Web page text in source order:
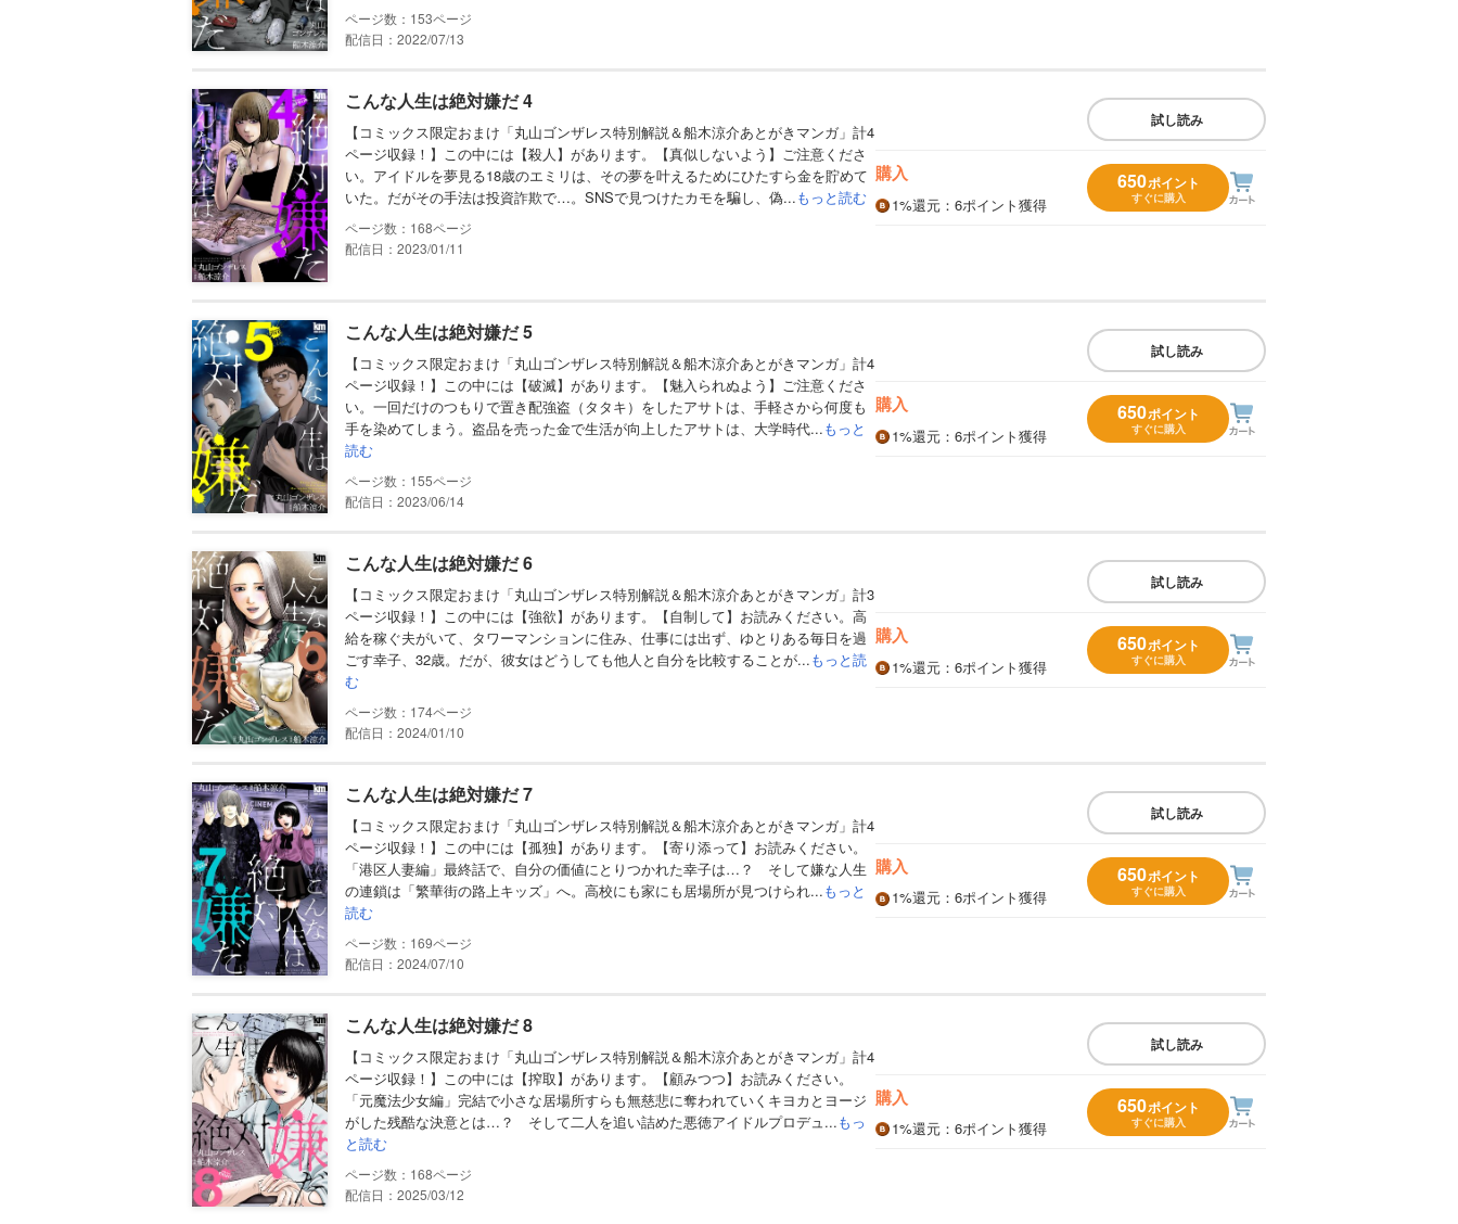
153
配信日：2022/07/13
こんな人生は絶対嫌だ 4
【コミックス限定おまけ「丸山ゴンザレス特別解説＆船木涼介あとがきマンガ」計4
ページ収録！】この中には【殺人】があります。【真似しないよう】ご注意くださ
い。アイドルを夢見る18歳のエミリは、その夢を叶えるためにひたすら金を貯めて
いた。だがその手法は投資詐欺で…。SNSで見つけたカモを騙し、偽...もっと読む
168
配信日：2023/01/11
試し読み
購入
1%還元 ：6ポイント獲得
650ポイント
すぐに購入
こんな人生は絶対嫌だ 5
【コミックス限定おまけ「丸山ゴンザレス特別解説＆船木涼介あとがきマンガ」計4
ページ収録！】この中には【破滅】があります。【魅入られぬよう】ご注意くださ
い。一回だけのつもりで置き配強盗（タタキ）をしたアサトは、手軽さから何度も
手を染めてしまう。盗品を売った金で生活が向上したアサトは、大学時代...もっと
読む
155
配信日：2023/06/14
試し読み
購入
1%還元 ：6ポイント獲得
650ポイント
すぐに購入
こんな人生は絶対嫌だ 6
【コミックス限定おまけ「丸山ゴンザレス特別解説＆船木涼介あとがきマンガ」計3
ページ収録！】この中には【強欲】があります。【自制して】お読みください。高
給を稼ぐ夫がいて、タワーマンションに住み、仕事には出ず、ゆとりある毎日を過
ごす幸子、32歳。だが、彼女はどうしても他人と自分を比較することが...もっと読
む
174
配信日：2024/01/10
試し読み
購入
1%還元 ：6ポイント獲得
650ポイント
すぐに購入
こんな人生は絶対嫌だ 7
【コミックス限定おまけ「丸山ゴンザレス特別解説＆船木涼介あとがきマンガ」計4
ページ収録！】この中には【孤独】があります。【寄り添って】お読みください。
「港区人妻編」最終話で、自分の価値にとりつかれた幸子は…？ そして嫌な人生
の連鎖は「繁華街の路上キッズ」へ。高校にも家にも居場所が見つけられ...もっと
読む
169
配信日：2024/07/10
試し読み
購入
1%還元 ：6ポイント獲得
650ポイント
すぐに購入
こんな人生は絶対嫌だ 8
【コミックス限定おまけ「丸山ゴンザレス特別解説＆船木涼介あとがきマンガ」計4
ページ収録！】この中には【搾取】があります。【顧みつつ】お読みください。
「元魔法少女編」完結で小さな居場所すらも無慈悲に奪われていくキヨカとヨージ
がした残酷な決意とは…？ そして二人を追い詰めた悪徳アイドルプロデュ...もっ
と読む
168
配信日：2025/03/12
試し読み
購入
1%還元 ：6ポイント獲得
650ポイント
すぐに購入